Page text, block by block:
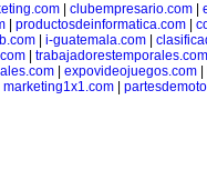
| clubempresario.com|
productosdeinformatica.com
| i-guatemala.com|
trabajadorestemporales.com
| expovideojuegos.com|
marketing1x1.com